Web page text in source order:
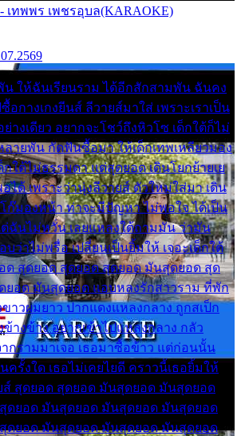
เทพพร เพชรอุบล(KARAOKE)
น ให้ฉันเรียนราม ได้อีกสักสามพัน ฉันคง
อกางเกงยีนส์ ลีวายส์มาใส่ เพราะเราเป็น
ย่างเดียว อยากจะโชว์ถึงหิวโซ เด็กใต้ก็ไม่
ายพัน กัดฟันซื้อมา ให้เด็กเทพเหลียวมอง
กใต้ไม่ธรรมดา แต่สุดยอด เดินโยกย้ายเย
ได้ เพราะว่านุ่งลีวายส์ ตัวใหม่ใส่มา เดิน
ก๊มองหน้า ท่าจะมีปัญหา ไม่พอใจ ได้เป็น
ฉันไม่หวั่น เลยแหลงใต้ถามมัน ว่ามัน
ว่าไม่พรื่อ เปลี่ยนเป็นยิ้มให้ เจอะเด็กใต้
ด สุดยอด สุดยอด สุดยอด มันสุดยอด สุด
ยอด มันสุดยอด แอบหลงรักสาวราม ที่พัก
ขาวผมยาว ปากแดงแหลงกลาง ถูกสเป็ก
ข้างข้าง อยากเข้าไปแหลงกลาง กลัว
กรามมาเจอ เธอมาซื้อข้าว แต่ก่อนนั้น
นครั้งใด เธอไม่เคยไยดี คราวนี้เธอยิ้มให้
ส์ สุดยอด สุดยอด มันสุดยอด มันสุดยอด
ดยอด มันสุดยอด มันสุดยอด มันสุดยอด
ดยอด มันสุดยอด มันสุดยอด มันสุดยอด